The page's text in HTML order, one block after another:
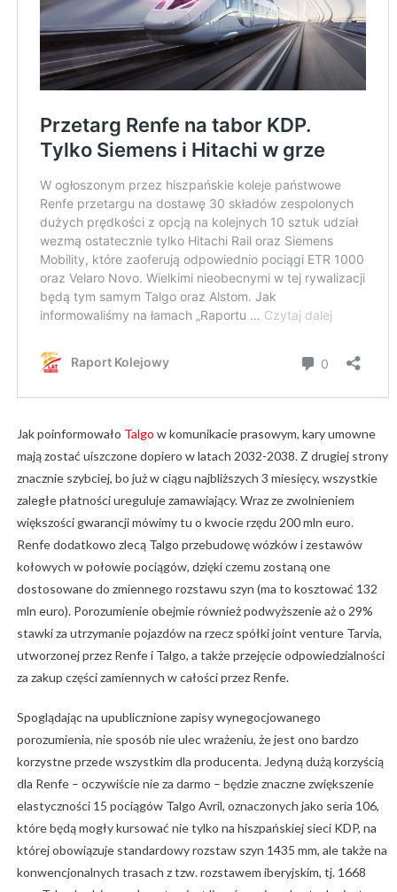
Jak poinformowało Talgo w komunikacie prasowym, kary umowne
mają zostać uiszczone dopiero w latach 2032-2038. Z drugiej strony
znacznie szybciej, bo już w ciągu najbliższych 3 miesięcy, wszystkie
zaległe płatności ureguluje zamawiający. Wraz ze zwolnieniem
większości gwarancji mówimy tu o kwocie rzędu 200 mln euro.
Renfe dodatkowo zlecą Talgo przebudowę wózków i zestawów
kołowych w połowie pociągów, dzięki czemu zostaną one
dostosowane do zmiennego rozstawu szyn (ma to kosztować 132
mln euro). Porozumienie obejmie również podwyższenie aż o 29%
stawki za utrzymanie pojazdów na rzecz spółki joint venture Tarvia,
utworzonej przez Renfe i Talgo, a także przejęcie odpowiedzialności
za zakup części zamiennych w całości przez Renfe.
Spoglądając na upublicznione zapisy wynegocjowanego
porozumienia, nie sposób nie ulec wrażeniu, że jest ono bardzo
korzystne przede wszystkim dla producenta. Jedyną dużą korzyścią
dla Renfe – oczywiście nie za darmo – będzie znaczne zwiększenie
elastyczności 15 pociągów Talgo Avril, oznaczonych jako seria 106,
które będą mogły kursować nie tylko na hiszpańskiej sieci KDP, na
której obowiązuje standardowy rozstaw szyn 1435 mm, ale także na
konwencjonalnych trasach z tzw. rozstawem iberyjskim, tj. 1668